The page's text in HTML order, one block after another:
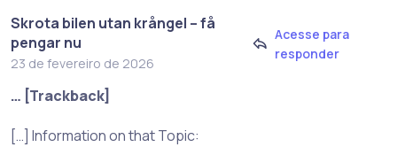
Skrota bilen utan krångel – få
pengar nu
23 de fevereiro de 2026
Acesse para
responder
… [Trackback]
[…] Information on that Topic: